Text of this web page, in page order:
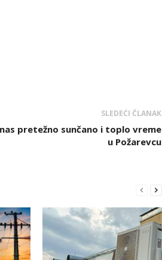
SLEDEĆI ČLANAK
pretežno sunčano i toplo vreme
u Požarevcu